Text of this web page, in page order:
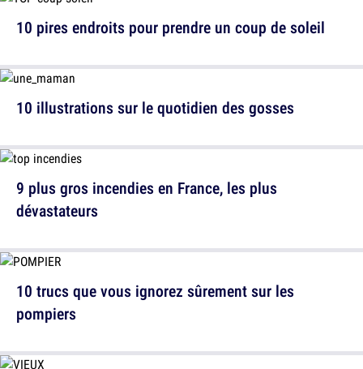
10 pires endroits pour prendre un coup de soleil
9 plus gros incendies en France, les plus
dévastateurs
10 illustrations sur le quotidien des gosses
10 trucs que vous ignorez sûrement sur les
pompiers